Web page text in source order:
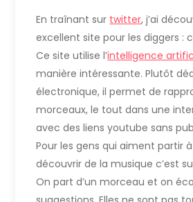
En traînant sur twitter, j’ai
excellent site pour les diggers :
Ce site utilise l’intelligence
manière intéressante. Plutôt
électronique, il permet de
morceaux, le tout dans une
avec des liens youtube sans
Pour les gens qui aiment partir
découvrir de la musique c’est
On part d’un morceau et on